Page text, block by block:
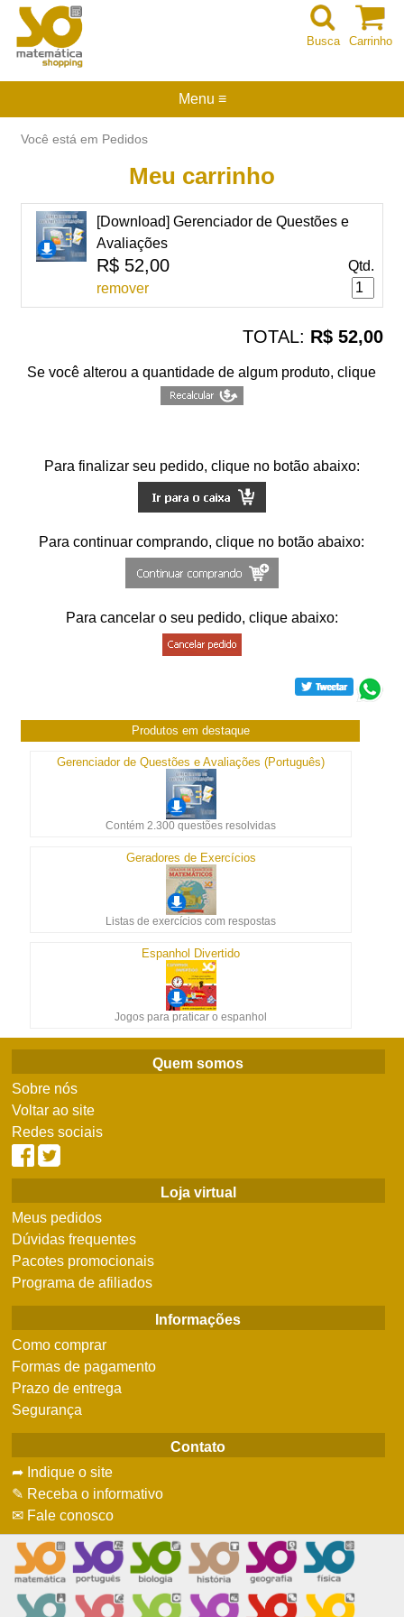
Carrinho
Busca
Menu ≡
Você está em Pedidos
Meu carrinho
[Download] Gerenciador de Questões e
Avaliações
R$ 52,00
remover
Qtd.
TOTAL: R$ 52,00
Se você alterou a quantidade de algum produto, clique
Para finalizar seu pedido, clique no botão abaixo:
Para continuar comprando, clique no botão abaixo:
Para cancelar o seu pedido, clique abaixo:
Produtos em destaque
Gerenciador de Questões e Avaliações (Português)
Contém 2.300 questões resolvidas
Geradores de Exercícios
Listas de exercícios com respostas
Espanhol Divertido
Jogos para praticar o espanhol
Quem somos
Sobre nós
Voltar ao site
Redes sociais
Loja virtual
Meus pedidos
Dúvidas frequentes
Pacotes promocionais
Programa de afiliados
Informações
Como comprar
Formas de pagamento
Prazo de entrega
Segurança
Contato
➦ Indique o site
✎ Receba o informativo
✉ Fale conosco